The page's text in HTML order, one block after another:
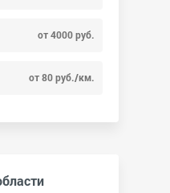
от 4000 руб.
от 80 руб./км.